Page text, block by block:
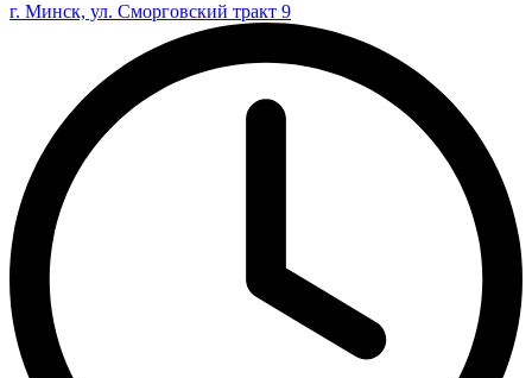
г. Минск, ул. Сморговский тракт 9